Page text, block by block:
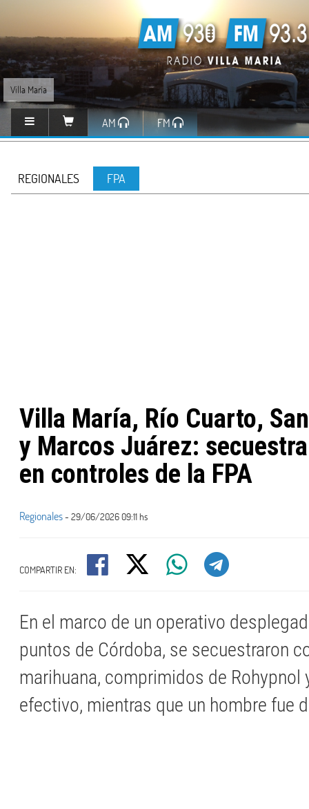
Villa María
AM FM
REGIONALES FPA
Villa María, Río Cuarto,
y Marcos Juárez:
en controles de la FPA
Regionales- 29/06/2026 09:11 hs
COMPARTIR EN:
En el marco de un operativo
puntos de Córdoba, se secuestraron
marihuana, comprimidos de Rohypnol
efectivo, mientras que un hombre fue